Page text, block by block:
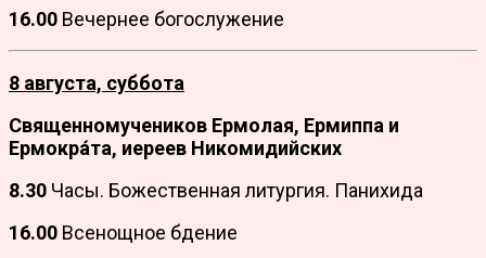
16.00 Вечернее богослужение
8 августа, суббота
Священномучеников Ермолая, Ермиппа и
Ермокра́та, иереев Никомидийских
8.30 Часы. Божественная литургия. Панихида
16.00 Всенощное бдение